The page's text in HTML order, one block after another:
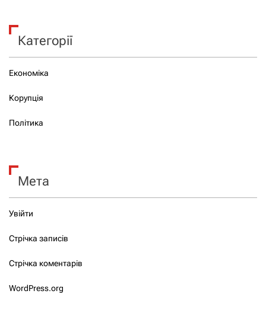
Категорії
Економіка
Корупція
Політика
Мета
Увійти
Стрічка записів
Стрічка коментарів
WordPress.org